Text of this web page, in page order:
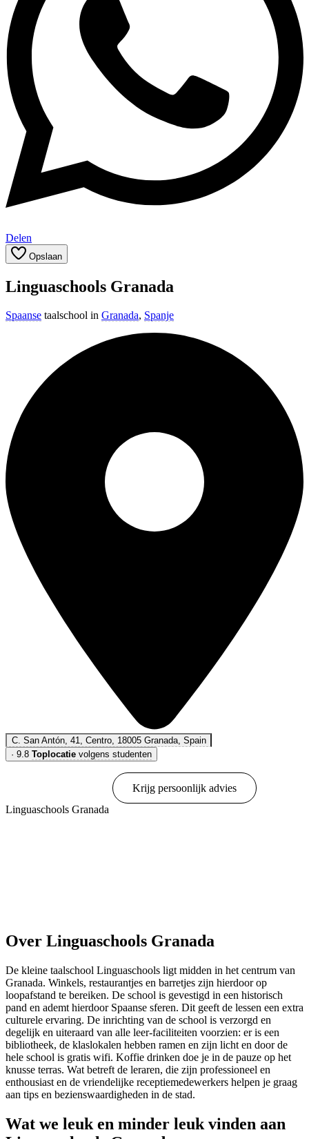
Delen
Opslaan
Linguaschools Granada
Spaanse taalschool in Granada, Spanje
C. San Antón, 41, Centro, 18005 Granada, Spain
· 9.8 Toplocatie volgens studenten
Krijg persoonlijk advies
Linguaschools Granada
Over Linguaschools Granada
De kleine taalschool Linguaschools ligt midden in het centrum van
Granada. Winkels, restaurantjes en barretjes zijn hierdoor op
loopafstand te bereiken. De school is gevestigd in een historisch
pand en ademt hierdoor Spaanse sferen. Dit geeft de lessen een extra
culturele ervaring. De inrichting van de school is verzorgd en
degelijk en uiteraard van alle leer-faciliteiten voorzien: er is een
bibliotheek, de klaslokalen hebben ramen en zijn licht en door de
hele school is gratis wifi. Koffie drinken doe je in de pauze op het
knusse terras. Wat betreft de leraren, die zijn professioneel en
enthousiast en de vriendelijke receptiemedewerkers helpen je graag
aan tips en bezienswaardigheden in de stad.
Wat we leuk en minder leuk vinden aan